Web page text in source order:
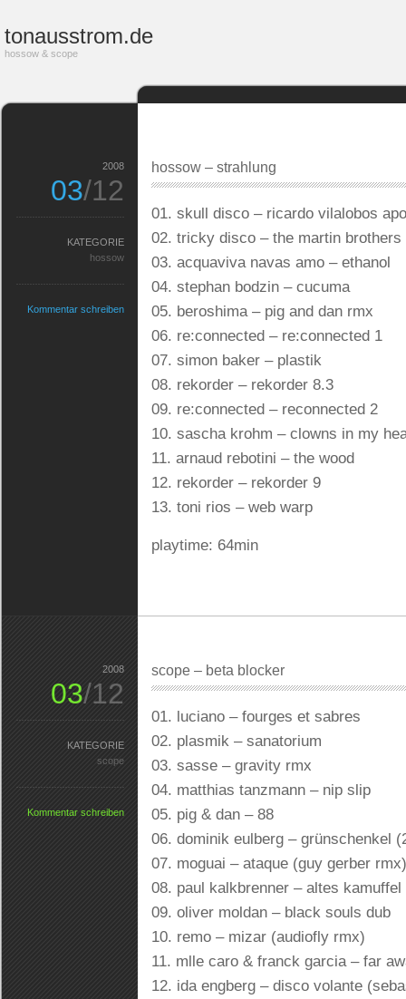
tonausstrom.de
hossow & scope
hossow – strahlung
01. skull disco – ricardo vilalobos
02. tricky disco – the martin
03. acquaviva navas amo – ethanol
04. stephan bodzin – cucuma
05. beroshima – pig and dan rmx
06. re:connected – re:connected 1
07. simon baker – plastik
08. rekorder – rekorder 8.3
09. re:connected – reconnected 2
10. sascha krohm – clowns in my
11. arnaud rebotini – the wood
12. rekorder – rekorder 9
13. toni rios – web warp
playtime: 64min
2008
03/12
KATEGORIE
hossow
Kommentar schreiben
scope – beta blocker
01. luciano – fourges et sabres
02. plasmik – sanatorium
03. sasse – gravity rmx
04. matthias tanzmann – nip slip
05. pig & dan – 88
06. dominik eulberg – grünschenkel
07. moguai – ataque (guy gerber rmx)
08. paul kalkbrenner – altes kamuffel
09. oliver moldan – black souls dub
10. remo – mizar (audiofly rmx)
11. mlle caro & franck garcia – far
12. ida engberg – disco volante
2008
03/12
KATEGORIE
scope
Kommentar schreiben